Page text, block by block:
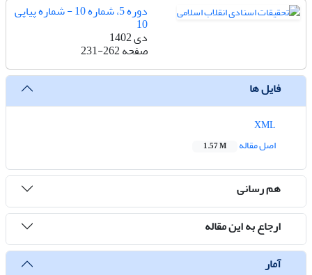
دوره 5، شماره 10 - شماره پیاپی
10
دی 1402
صفحه231-262
فایل ها
اصل مقاله
1.57 M
هم رسانی
ارجاع به این مقاله
آمار